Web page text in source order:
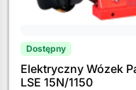
Dostępny
Elektryczny Wózek
LSE 15N/1150